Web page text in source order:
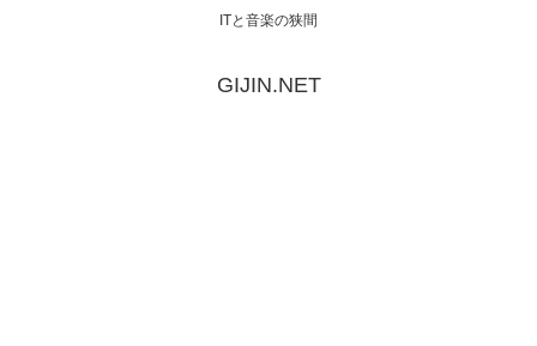
ITと音楽の狭間
GIJIN.NET